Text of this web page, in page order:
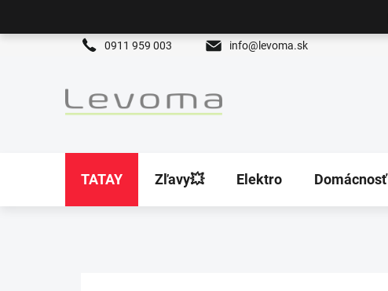
0911 959 003 info@levoma.sk
TATAY Zľavy💥 Elektro Domácnosť